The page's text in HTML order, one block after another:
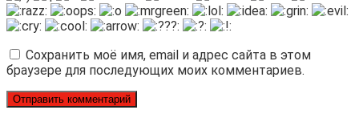
Сохранить моё имя, email и адрес сайта в этом
браузере для последующих моих комментариев.